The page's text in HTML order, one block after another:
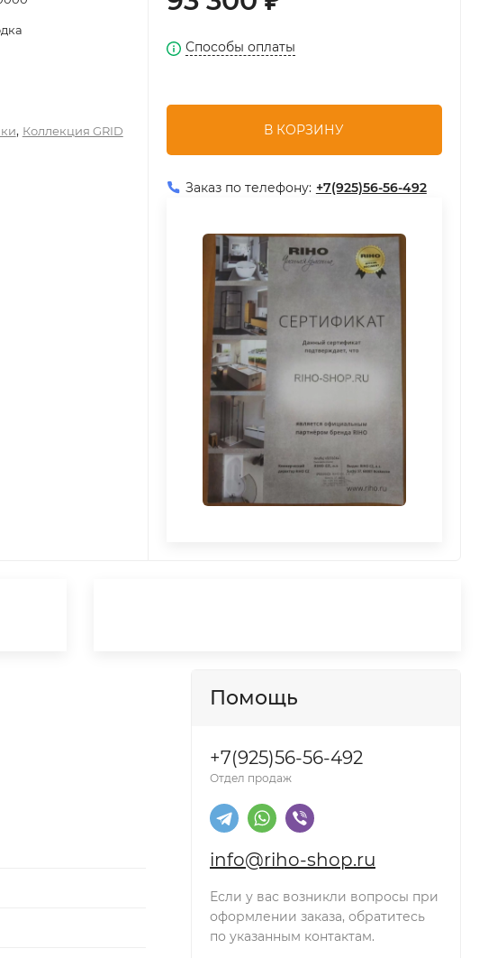
, Коллекция GRID
Способы оплаты
В КОРЗИНУ
Заказ по телефону: +7(925)56-56-492
Помощь
+7(925)56-56-492
Отдел продаж
info@riho-shop.ru
Если у вас возникли вопросы при
оформлении заказа, обратитесь
по указанным контактам.